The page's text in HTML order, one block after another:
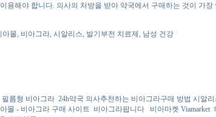
용해야 합니다. 의사의 처방을 받아 약국에서 구매하는 것이 가
아몰, 비아그라, 시알리스, 발기부전 치료제, 남성 건강
필름형 비아그라 24h약국 의사추천하는 비아그라구매 방법 시알
몰 - 비아그라 구매 사이트 비아그라팝니다 비아마켓 Viamarket